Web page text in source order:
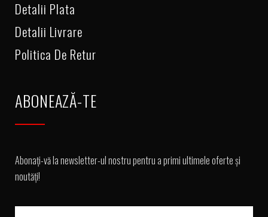
Detalii Plata
Detalii Livrare
Politica De Retur
ABONEAZĂ-TE
Abonați-vă la newsletter-ul nostru pentru a primi ultimele oferte și
noutăți!